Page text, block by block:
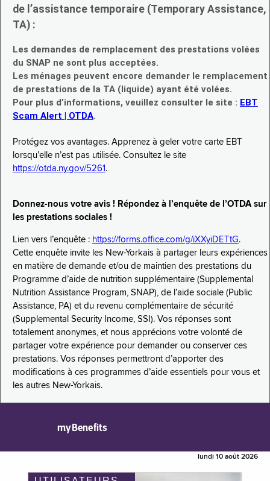
de l’assistance temporaire (Temporary Assistance,
TA) :
Les demandes de remplacement des prestations volées
du SNAP ne sont plus acceptées.
Les ménages peuvent encore demander le remplacement
de prestations de la TA (liquide) ayant été volées.
Pour plus d’informations, veuillez consulter le site : EBT
Scam Alert | OTDA.
Protégez vos avantages. Apprenez à geler votre carte EBT
lorsqu’elle n’est pas utilisée. Consultez le site
https://otda.ny.gov/5261 .
Donnez-nous votre avis ! Répondez à l’enquête de l’OTDA sur
les prestations sociales !
Lien vers l’enquête : https://forms.office.com/g/iXXyiDETtG.
Cette enquête invite les New-Yorkais à partager leurs expériences
en matière de demande et/ou de maintien des prestations du
Programme d’aide de nutrition supplémentaire (Supplemental
Nutrition Assistance Program, SNAP), de l’aide sociale (Public
Assistance, PA) et du revenu complémentaire de sécurité
(Supplemental Security Income, SSI). Vos réponses sont
totalement anonymes, et nous apprécions votre volonté de
partager votre expérience pour demander ou conserver ces
prestations. Vos réponses permettront d’apporter des
modifications à ces programmes d’aide essentiels pour vous et
les autres New-Yorkais.
myBenefits
lundi 10 août 2026